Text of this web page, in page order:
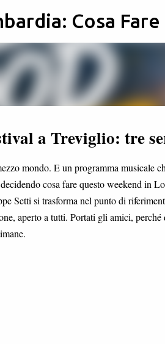
Cosa
a Treviglio: tre
mondo. E un programma musicale
cosa fare questo weekend in
Setti si trasforma nel punto di
aperto a tutti. Portati gli amici,